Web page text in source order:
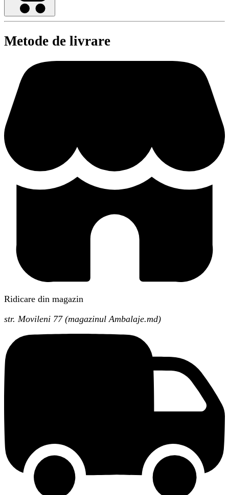
Metode de livrare
Ridicare din magazin
str. Movileni 77 (magazinul Ambalaje.md)